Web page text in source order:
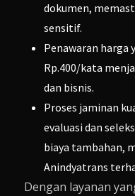
dokumen,
sensitif.
Penawaran
Rp.400/kata
dan bisnis.
Proses jaminan
evaluasi dan
biaya tambahan,
Anindyatrans
Dengan layanan